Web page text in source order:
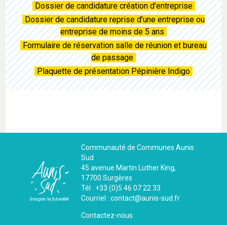
Dossier de candidature création d’entreprise
Dossier de candidature reprise d’une entreprise ou
entreprise de moins de 5 ans
Formulaire de réservation salle de réunion et bureau
de passage
Plaquette de présentation Pépinière Indigo
Communauté de Communes Aunis
Sud
45 avenue Martin Luther King,
17700 Surgères
Tél : +33 (0)5 46 07 22 33
Courriel : contact@aunis-sud.fr
Contactez-nous